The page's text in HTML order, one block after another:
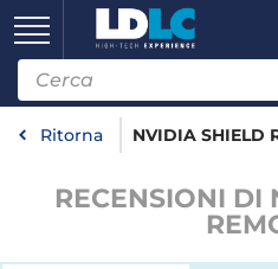
Ritorna NVIDIA SHIELD
RECENSIONI DI